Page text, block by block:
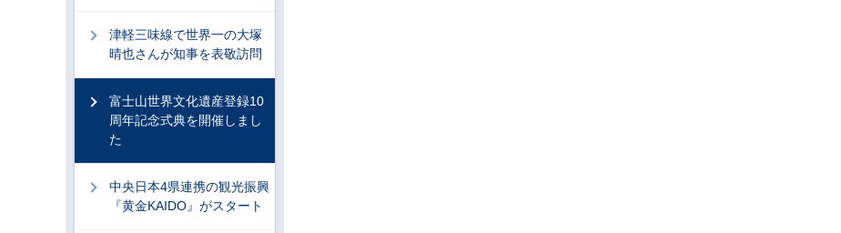
津軽三味線で世界一の大塚
晴也さんが知事を表敬訪問
富士山世界文化遺産登録10
周年記念式典を開催しまし
た
中央日本4県連携の観光振興
『黄金KAIDO』がスタート